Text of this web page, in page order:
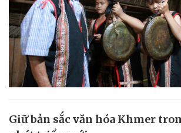
Giữ bản sắc văn hóa Khmer